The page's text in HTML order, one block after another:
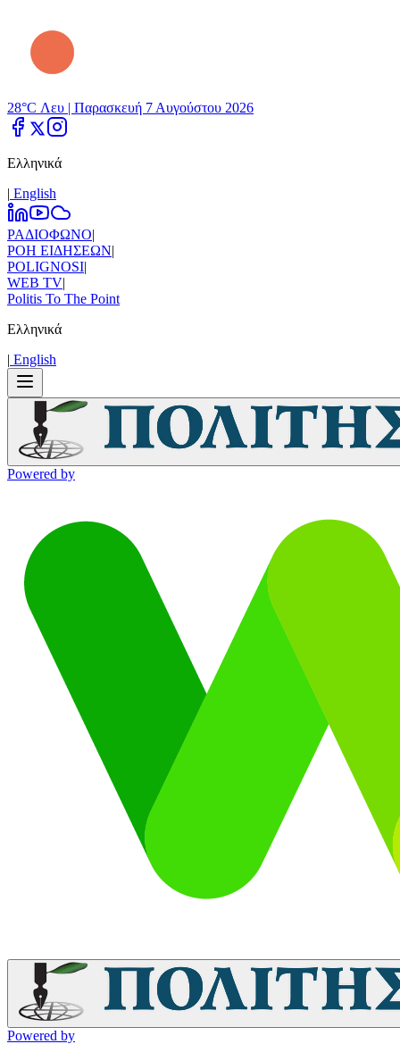
28°C Λευ | Παρασκευή 7 Αυγούστου 2026
Ελληνικά
| Εnglish
ΡΑΔΙΟΦΩΝΟ|
ΡΟΗ ΕΙΔΗΣΕΩΝ|
POLIGNOSI|
WEB TV|
Politis To The Point
Ελληνικά
| Εnglish
Powered by
Powered by